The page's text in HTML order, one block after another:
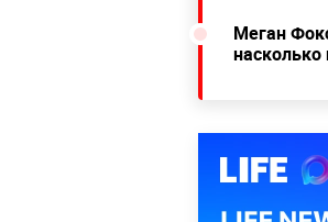
Меган
насколько